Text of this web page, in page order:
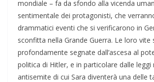
mondiale – fa da sfondo alla vicenda
sentimentale dei protagonisti, che
drammatici eventi che si verificarono in
sconfitta nella Grande Guerra. Le loro vite
profondamente segnate dall’ascesa al
politica di Hitler, e in particolare dalle leggi
antisemite di cui Sara diventerà una delle